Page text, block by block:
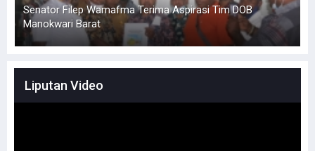
Senator Filep Wamafma Terima Aspirasi Tim DOB
Manokwari Barat
Liputan Video